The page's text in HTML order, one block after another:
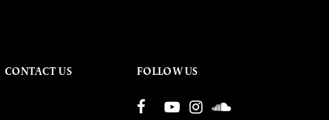
CONTACT US FOLLOW US